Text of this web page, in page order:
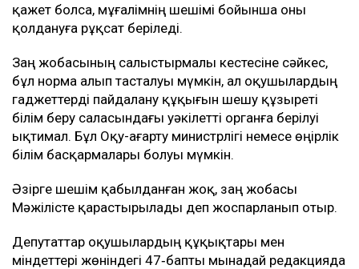
қажет болса, мұғалімнің шешімі бойынша оны
қолдануға рұқсат беріледі.
Заң жобасының салыстырмалы кестесіне сәйкес,
бұл норма алып тасталуы мүмкін, ал оқушылардың
гаджеттерді пайдалану құқығын шешу құзыреті
білім беру саласындағы уәкілетті органға берілуі
ықтимал. Бұл Оқу-ағарту министрлігі немесе өңірлік
білім басқармалары болуы мүмкін.
Әзірге шешім қабылданған жоқ, заң жобасы
Мәжілісте қарастырылады деп жоспарланып отыр.
Депутаттар оқушылардың құқықтары мен
міндеттері жөніндегі 47‑бапты мынадай редакцияда